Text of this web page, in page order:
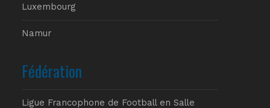
Luxembourg
Namur
Fédération
Ligue Francophone de Football en Salle